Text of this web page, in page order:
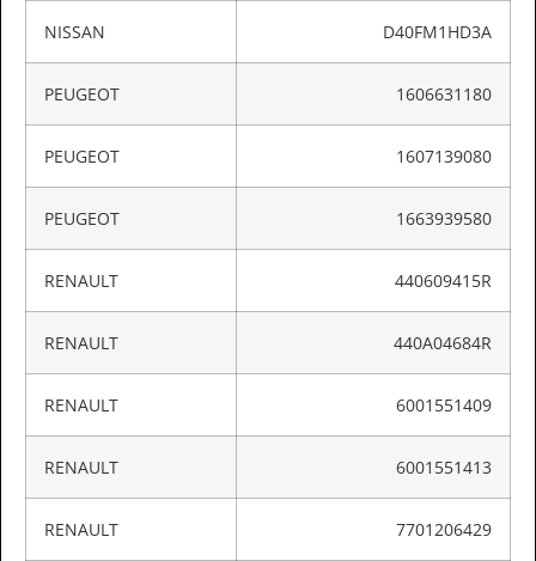
NISSAN D40FM1HD3A
PEUGEOT 1606631180
PEUGEOT 1607139080
PEUGEOT 1663939580
RENAULT 440609415R
RENAULT 440A04684R
RENAULT 6001551409
RENAULT 6001551413
RENAULT 7701206429